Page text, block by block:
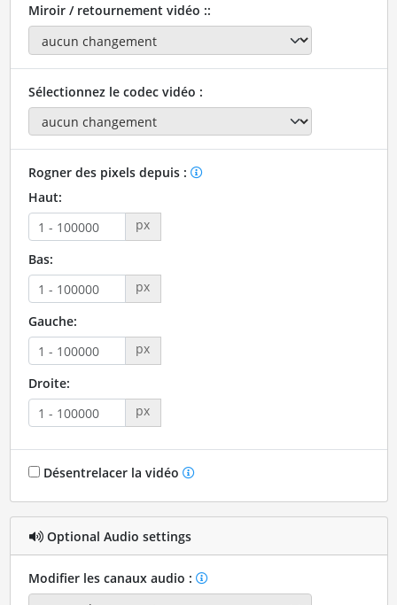
Miroir / retournement vidéo ::
Sélectionnez le codec vidéo :
Rogner des pixels depuis :
Haut:
px
Bas:
px
Gauche:
px
Droite:
px
Désentrelacer la vidéo
Optional Audio settings
Modifier les canaux audio :